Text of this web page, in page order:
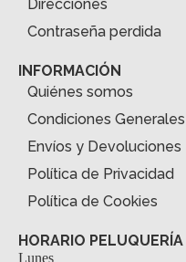
Direcciones
Contraseña perdida
INFORMACIÓN
Quiénes somos
Condiciones Generales
Envíos y Devoluciones
Política de Privacidad
Política de Cookies
HORARIO PELUQUERÍA
Lunes